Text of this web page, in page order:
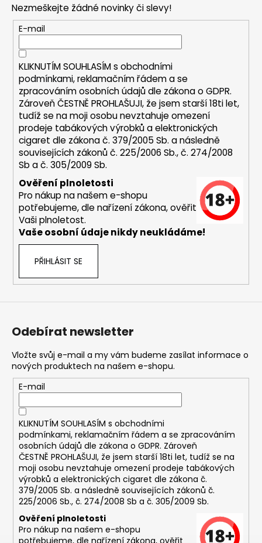
a
c
í
p
r
v
k
y
v
ý
p
i
Nezmeškejte žádné novinky či slevy!
E-mail
KLIKNUTÍM SOUHLASÍM s obchodními
podmínkami,reklamačním řádem a se
zpracováním osobních údajů dle zákona oGDPR.
Zároveň ČESTNĚ PROHLAŠUJI, že jsem starší 18ti let,
tudíž se na moji osobu nevztahuje omezení
prodeje tabákových výrobků a elektronických
cigaret dle zákona č. 379/2005 Sb. a následně
souvisejících zákonů č. 225/2006 Sb., č. 274/2008
Sb a č. 305/2009 Sb.
Ověření plnoletosti
Pro nákup na našem e-shopu
potřebujeme, dle nařízení zákona, ověřit
Vaši plnoletost.
Vaše osobní údaje nikdy neukládáme!
PŘIHLÁSIT SE
Odebírat newsletter
Vložte svůj e-mail a my vám budeme zasílat informace o
nových produktech na našem e-shopu.
E-mail
KLIKNUTÍM SOUHLASÍM s obchodními
podmínkami, reklamačním řádem a se zpracováním
osobních údajů dle zákona o GDPR. Zároveň
ČESTNĚ PROHLAŠUJI, že jsem starší 18ti let, tudíž se na
moji osobu nevztahuje omezení prodeje tabákových
výrobků a elektronických cigaret dle zákona č.
379/2005 Sb. a následně souvisejících zákonů č.
225/2006 Sb., č. 274/2008 Sb a č. 305/2009 Sb.
Ověření plnoletosti
Pro nákup na našem e-shopu